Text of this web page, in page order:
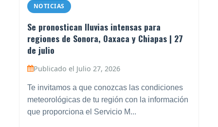
NOTICIAS
Se pronostican lluvias intensas para
regiones de Sonora, Oaxaca y Chiapas | 27
de julio
Publicado el Julio 27, 2026
Te invitamos a que conozcas las condiciones
meteorológicas de tu región con la información
que proporciona el Servicio M...